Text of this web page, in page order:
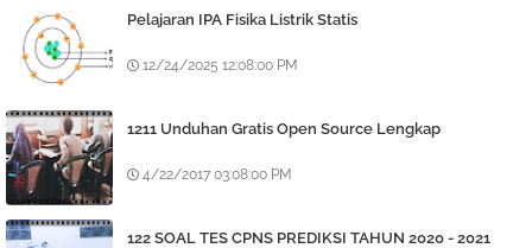
Pelajaran IPA Fisika Listrik Statis
12/24/2025 12:08:00 PM
1211 Unduhan Gratis Open Source Lengkap
4/22/2017 03:08:00 PM
122 SOAL TES CPNS PREDIKSI TAHUN 2020 - 2021